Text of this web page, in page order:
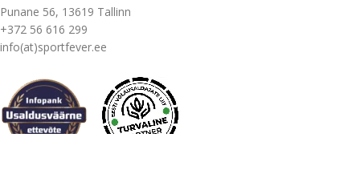
Punane 56, 13619 Tallinn
+372 56 616 299
info(at)sportfever.ee